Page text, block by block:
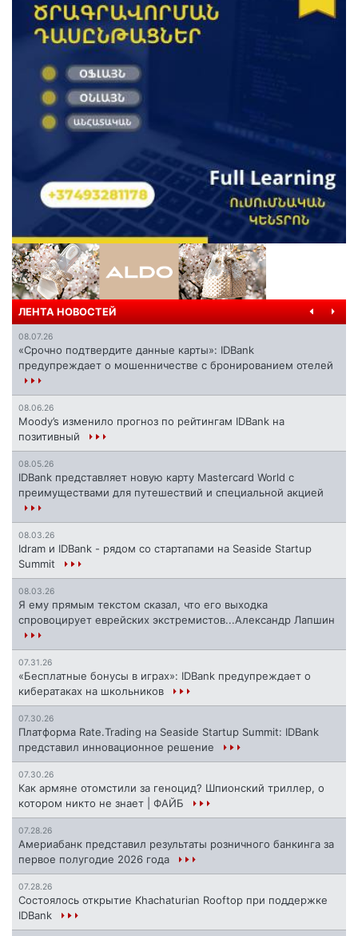
ЛЕНТА НОВОСТЕЙ
08.07.26
«Срочно подтвердите данные карты»: IDBank
предупреждает о мошенничестве с бронированием отелей
08.06.26
Moody’s изменило прогноз по рейтингам IDBank на
позитивный
08.05.26
IDBank представляет новую карту Mastercard World с
преимуществами для путешествий и специальной акцией
08.03.26
Idram и IDBank - рядом со стартапами на Seaside Startup
Summit
08.03.26
Я ему прямым текстом сказал, что его выходка
спровоцирует еврейских экстремистов...Александр Лапшин
07.31.26
«Бесплатные бонусы в играх»: IDBank предупреждает о
кибератаках на школьников
07.30.26
Платформа Rate.Trading на Seaside Startup Summit: IDBank
представил инновационное решение
07.30.26
Как армяне отомстили за геноцид? Шпионский триллер, о
котором никто не знает | ФАЙБ
07.28.26
Америабанк представил результаты розничного банкинга за
первое полугодие 2026 года
07.28.26
Состоялось открытие Khachaturian Rooftop при поддержке
IDBank